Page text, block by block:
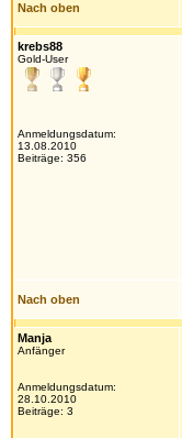
Nach oben
krebs88
Gold-User
Anmeldungsdatum:
13.08.2010
Beiträge: 356
Nach oben
Manja
Anfänger
Anmeldungsdatum:
28.10.2010
Beiträge: 3